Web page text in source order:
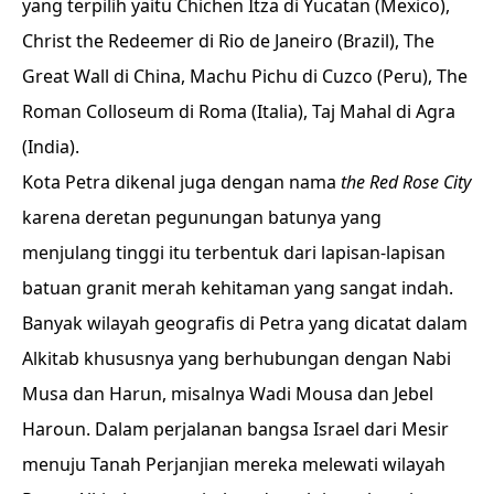
yang terpilih yaitu Chichen Itza di Yucatan (Mexico),
Christ the Redeemer di Rio de Janeiro (Brazil), The
Great Wall di China, Machu Pichu di Cuzco (Peru), The
Roman Colloseum di Roma (Italia), Taj Mahal di Agra
(India).
Kota Petra dikenal juga dengan nama the Red Rose City
karena deretan pegunungan batunya yang
menjulang tinggi itu terbentuk dari lapisan-lapisan
batuan granit merah kehitaman yang sangat indah.
Banyak wilayah geografis di Petra yang dicatat dalam
Alkitab khususnya yang berhubungan dengan Nabi
Musa dan Harun, misalnya Wadi Mousa dan Jebel
Haroun. Dalam perjalanan bangsa Israel dari Mesir
menuju Tanah Perjanjian mereka melewati wilayah